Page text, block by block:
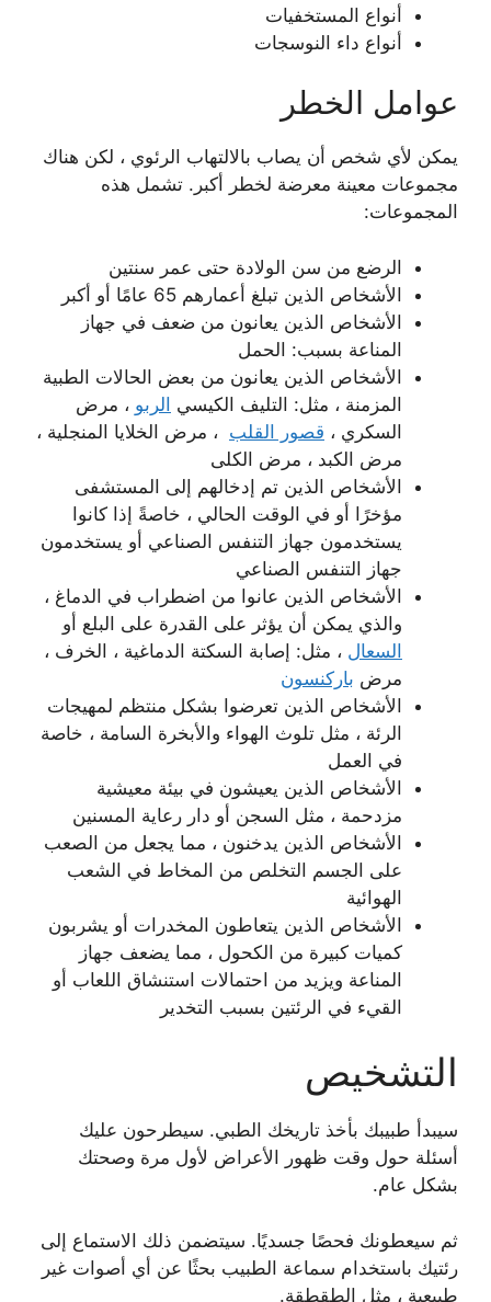
أنواع المستخفيات
أنواع داء النوسجات
عوامل الخطر
يمكن لأي شخص أن يصاب بالالتهاب الرئوي ، لكن هناك
مجموعات معينة معرضة لخطر أكبر. تشمل هذه
المجموعات:
الرضع من سن الولادة حتى عمر سنتين
الأشخاص الذين تبلغ أعمارهم 65 عامًا أو أكبر
الأشخاص الذين يعانون من ضعف في جهاز
المناعة بسبب: الحمل
الأشخاص الذين يعانون من بعض الحالات الطبية
المزمنة ، مثل: التليف الكيسي الربو ، مرض
السكري ، قصور القلب ، مرض الخلايا المنجلية ،
مرض الكبد ، مرض الكلى
الأشخاص الذين تم إدخالهم إلى المستشفى
مؤخرًا أو في الوقت الحالي ، خاصةً إذا كانوا
يستخدمون جهاز التنفس الصناعي أو يستخدمون
جهاز التنفس الصناعي
الأشخاص الذين عانوا من اضطراب في الدماغ ،
والذي يمكن أن يؤثر على القدرة على البلع أو
السعال ، مثل: إصابة السكتة الدماغية ، الخرف ،
مرض باركنسون
الأشخاص الذين تعرضوا بشكل منتظم لمهيجات
الرئة ، مثل تلوث الهواء والأبخرة السامة ، خاصة
في العمل
الأشخاص الذين يعيشون في بيئة معيشية
مزدحمة ، مثل السجن أو دار رعاية المسنين
الأشخاص الذين يدخنون ، مما يجعل من الصعب
على الجسم التخلص من المخاط في الشعب
الهوائية
الأشخاص الذين يتعاطون المخدرات أو يشربون
كميات كبيرة من الكحول ، مما يضعف جهاز
المناعة ويزيد من احتمالات استنشاق اللعاب أو
القيء في الرئتين بسبب التخدير
التشخيص
سيبدأ طبيبك بأخذ تاريخك الطبي. سيطرحون عليك
أسئلة حول وقت ظهور الأعراض لأول مرة وصحتك
بشكل عام.
ثم سيعطونك فحصًا جسديًا. سيتضمن ذلك الاستماع إلى
رئتيك باستخدام سماعة الطبيب بحثًا عن أي أصوات غير
طبيعية ، مثل الطقطقة.